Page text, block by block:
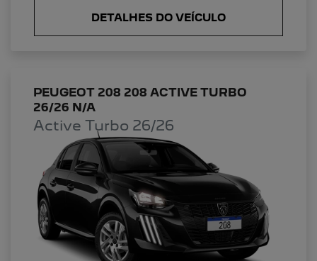
DETALHES DO VEÍCULO
PEUGEOT 208 208 ACTIVE TURBO
26/26 N/A
Active Turbo 26/26